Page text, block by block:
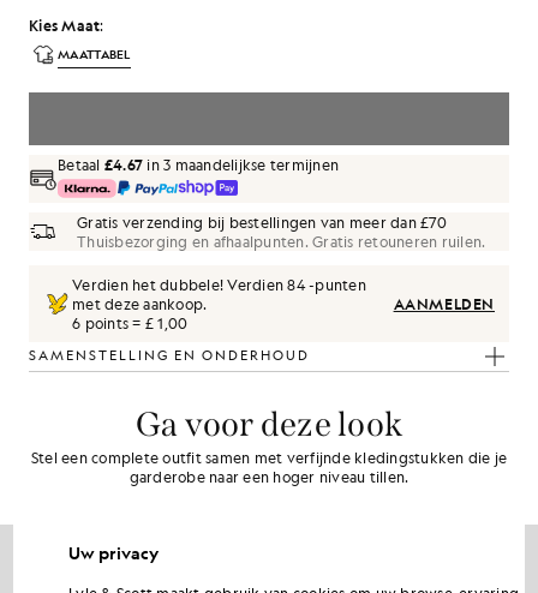
Kies Maat:
MAATTABEL
Betaal £4.67 in 3 maandelijkse termijnen
Gratis verzending bij bestellingen van meer dan £70
Thuisbezorging en afhaalpunten. Gratis retouneren ruilen.
Verdien het dubbele! Verdien84-punten
met deze aankoop.
6 points = £ 1,00
AANMELDEN
SAMENSTELLING EN ONDERHOUD
Ga voor deze look
Stel een complete outfit samen met verfijnde kledingstukken die je
garderobe naar een hoger niveau tillen.
Uw privacy